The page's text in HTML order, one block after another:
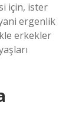
için, ister
ergenlik
erkekler